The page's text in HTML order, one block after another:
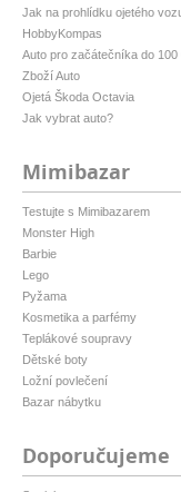
Jak na prohlídku ojetého
HobbyKompas
Auto pro začátečníka do 100
Zboží Auto
Ojetá Škoda Octavia
Jak vybrat auto?
Mimibazar
Testujte s Mimibazarem
Monster High
Barbie
Lego
Pyžama
Kosmetika a parfémy
Teplákové soupravy
Dětské boty
Ložní povlečení
Bazar nábytku
Doporučujeme